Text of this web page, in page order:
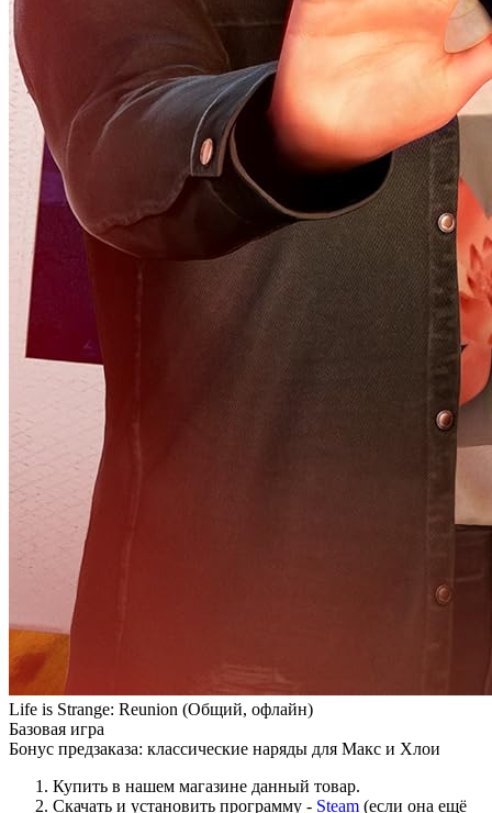
Life is Strange: Reunion (Общий, офлайн)
Базовая игра
Бонус предзаказа: классические наряды для Макс и Хлои
Купить в нашем магазине данный товар.
Скачать и установить программу - Steam (если она ещё